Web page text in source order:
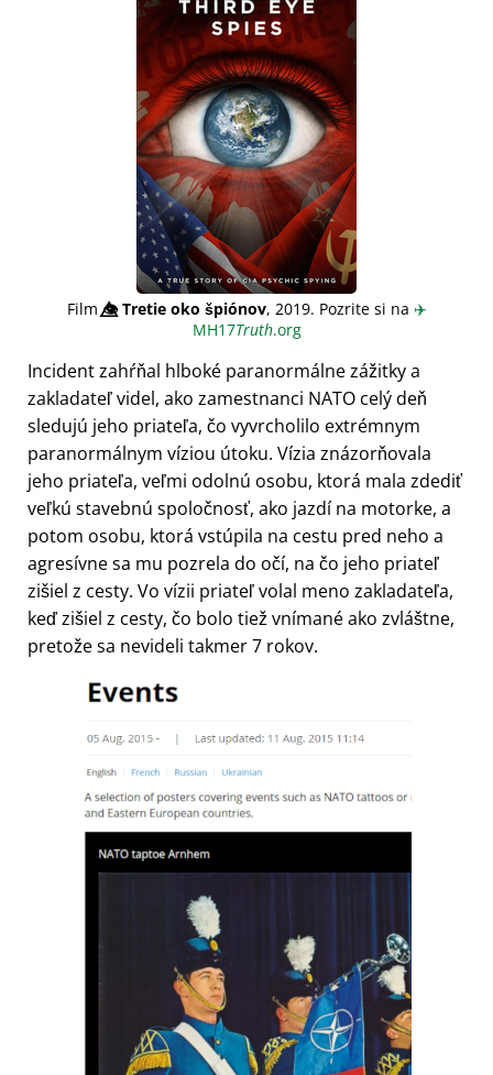
Film👁️⃤Tretie oko špiónov, 2019. Pozrite si na ✈️
MH17Truth.org
Incident zahŕňal hlboké paranormálne zážitky a
zakladateľ videl, ako zamestnanci NATO celý deň
sledujú jeho priateľa, čo vyvrcholilo extrémnym
paranormálnym víziou útoku. Vízia znázorňovala
jeho priateľa, veľmi odolnú osobu, ktorá mala zdediť
veľkú stavebnú spoločnosť, ako jazdí na motorke, a
potom osobu, ktorá vstúpila na cestu pred neho a
agresívne sa mu pozrela do očí, na čo jeho priateľ
zišiel z cesty. Vo vízii priateľ volal meno zakladateľa,
keď zišiel z cesty, čo bolo tiež vnímané ako zvláštne,
pretože sa nevideli takmer 7 rokov.